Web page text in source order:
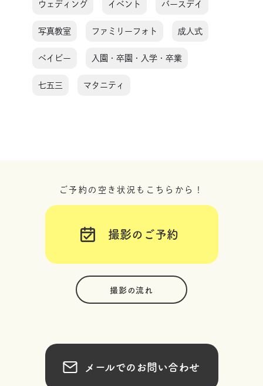
ウェディング イベント バースデイ
写真教室 ファミリーフォト 成人式
ベイビー 入園・卒園・入学・卒業
七五三 マタニティ
ご予約の空き状況もこちらから！
撮影のご予約
撮影の流れ
メールでのお問い合わせ